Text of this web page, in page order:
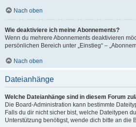
Nach oben
Wie deaktiviere ich meine Abonnements?
Wenn du mehrere Abonnements deaktivieren
persönlichen Bereich unter „Einstieg“ –
Nach oben
Dateianhänge
Welche Dateianhänge sind in diesem Forum
Die Board-Administration kann bestimmte
Falls du dir nicht sicher bist, welche Dateitypen
Unterstützung benötigst, wende dich bitte an die